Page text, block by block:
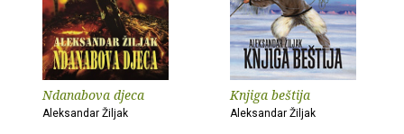
Ndanabova djeca
Aleksandar Žiljak
Knjiga beštija
Aleksandar Žiljak